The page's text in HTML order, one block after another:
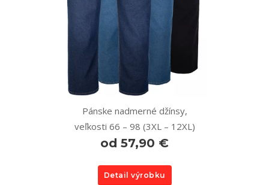
Pánske nadmerné džínsy,
veľkosti 66 – 98 (3XL – 12XL)
od 57,90 €
Detail výrobku